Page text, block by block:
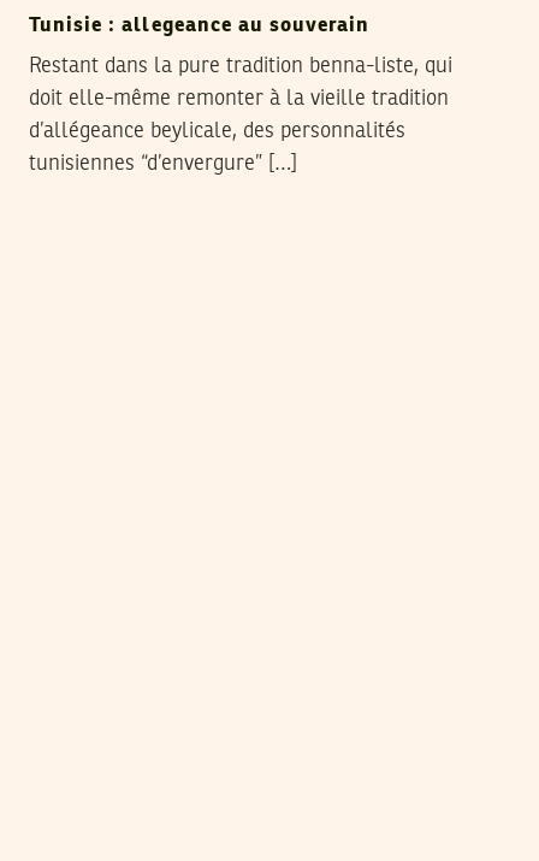
Tunisie : allegeance au souverain
Restant dans la pure tradition benna-liste, qui
doit elle-même remonter à la vieille tradition
d’allégeance beylicale, des personnalités
tunisiennes “d’envergure” […]